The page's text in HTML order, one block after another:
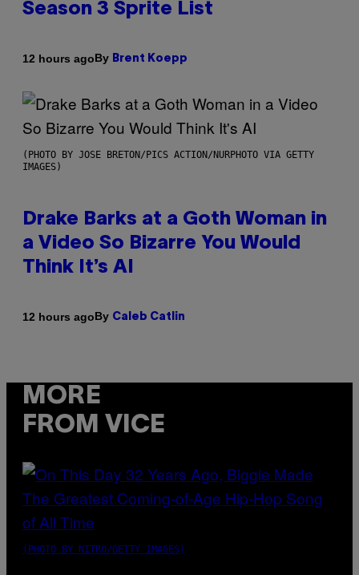
Season 3 Sprite List
12 hours agoBy Brent Koepp
(PHOTO BY JOSE BRETON/PICS ACTION/NURPHOTO VIA GETTY
IMAGES)
Drake Barks at a Goth Woman in
a Video So Bizarre You Would
Think It’s AI
12 hours agoBy Caleb Catlin
MORE
FROM VICE
(PHOTO BY NITRO/GETTY IMAGES)